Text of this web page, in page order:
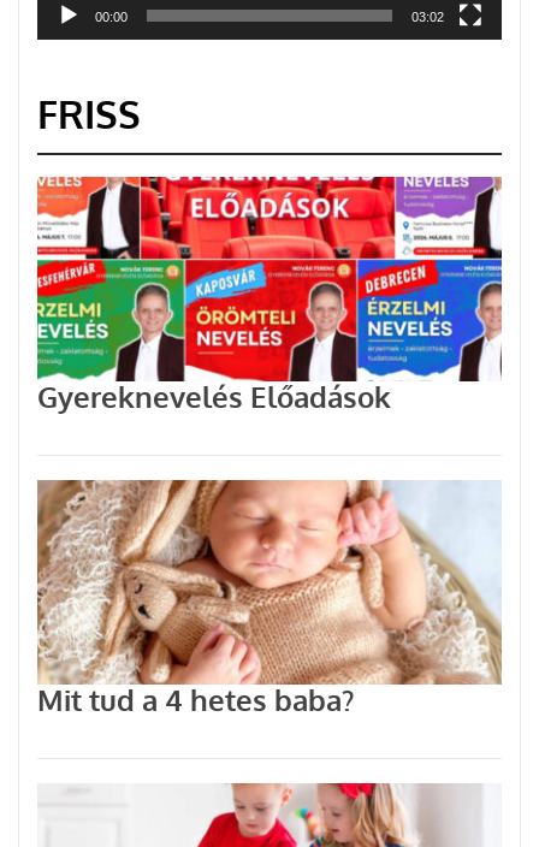
00:00 03:02
FRISS
Gyereknevelés Előadások
Mit tud a 4 hetes baba?